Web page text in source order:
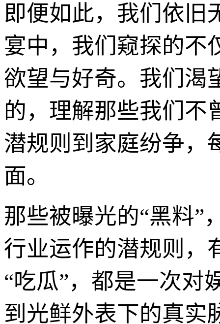
即便如此，我们依旧
宴中，我们窥探的不
欲望与好奇。我们渴
的，理解那些我们不
潜规则到家庭纷争，
面。
那些被曝光的“黑料”
行业运作的潜规则，
“吃瓜”，都是一次对
到光鲜外表下的真实